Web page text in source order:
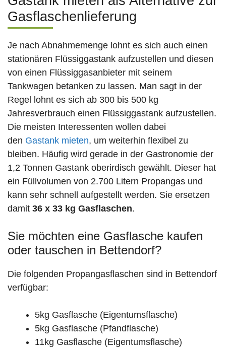
Gasflaschenlieferung
Je nach Abnahmemenge lohnt es sich auch einen
stationären Flüssiggastank aufzustellen und diesen
von einen Flüssiggasanbieter mit seinem
Tankwagen betanken zu lassen. Man sagt in der
Regel lohnt es sich ab 300 bis 500 kg
Jahresverbrauch einen Flüssiggastank aufzustellen.
Die meisten Interessenten wollen dabei
den Gastank mieten, um weiterhin flexibel zu
bleiben. Häufig wird gerade in der Gastronomie der
1,2 Tonnen Gastank oberirdisch gewählt. Dieser hat
ein Füllvolumen von 2.700 Litern Propangas und
kann sehr schnell aufgestellt werden. Sie ersetzen
damit 36 x 33 kg Gasflaschen.
Sie möchten eine Gasflasche kaufen
oder tauschen in Bettendorf?
Die folgenden Propangasflaschen sind in Bettendorf
verfügbar:
5kg Gasflasche (Eigentumsflasche)
5kg Gasflasche (Pfandflasche)
11kg Gasflasche (Eigentumsflasche)